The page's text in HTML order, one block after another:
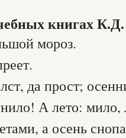
книгах
мороз.
да прост;
А лето:
а осень